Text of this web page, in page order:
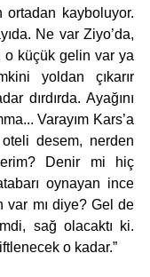
ortadan kayboluyor.
Ne var Ziyo’da,
o küçük gelin var ya
yoldan çıkarır
dırdırda. Ayağını
Varayım Kars’a
desem, nerden
Denir mi hiç
oynayan ince
var mı diye? Gel de
sağ olacaktı ki.
o kadar.”